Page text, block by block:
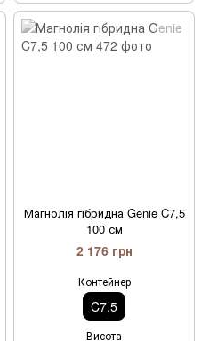
Магнолія гібридна Genie C7,5
100 см
2 176 грн
Контейнер
C7,5
Висота